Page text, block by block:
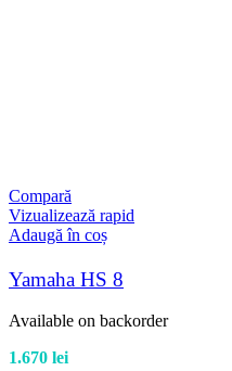
Compară
Vizualizează rapid
Adaugă în coș
Yamaha HS 8
Available on backorder
1.670 lei